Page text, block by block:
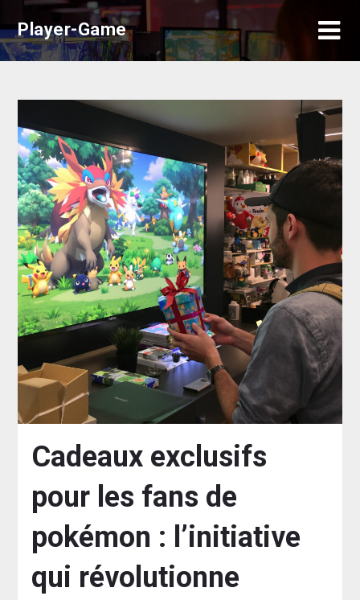
to
content
Player-Game
Cadeaux exclusifs
pour les fans de
pokémon : l’initiative
qui révolutionne